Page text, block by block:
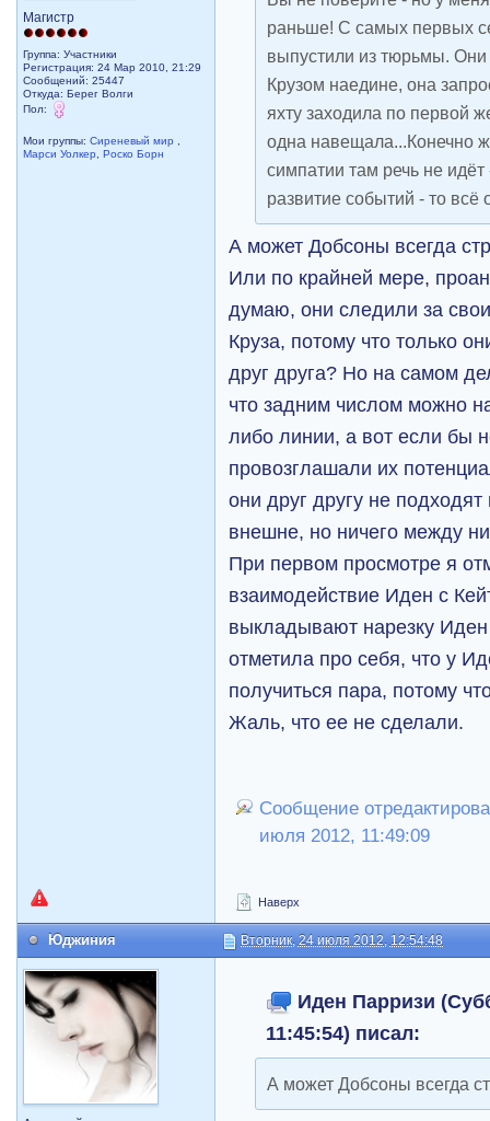
Магистр
Группа: Участники
Регистрация: 24 Мар 2010, 21:29
Сообщений: 25447
Откуда: Берег Волги
Пол:
Мои группы:Сиреневый мир
Марси Уолкер
,Роско Борн
раньше! С самых первых
выпустили из тюрьмы.
Крузом наедине, она
яхту заходила по первой
одна навещала...Конечно
симпатии там речь не
развитие событий - то всё
А может Добсоны всегда
Или по крайней мере,
думаю, они следили за
Круза, потому что только
друг друга? Но на самом
что задним числом можно
либо линии, а вот если бы
провозглашали их
они друг другу не
внешне, но ничего между
При первом просмотре я
взаимодействие Иден с
выкладывают нарезку
отметила про себя, что у
получиться пара, потому
Жаль, что ее не сделали.
Сообщение
июля 2012, 11:49:09
Наверх
Юджиния Вторник, 24 июля 2012, 12:54:48
Иден Парризи
11:45:54) писал:
А может Добсоны всегда